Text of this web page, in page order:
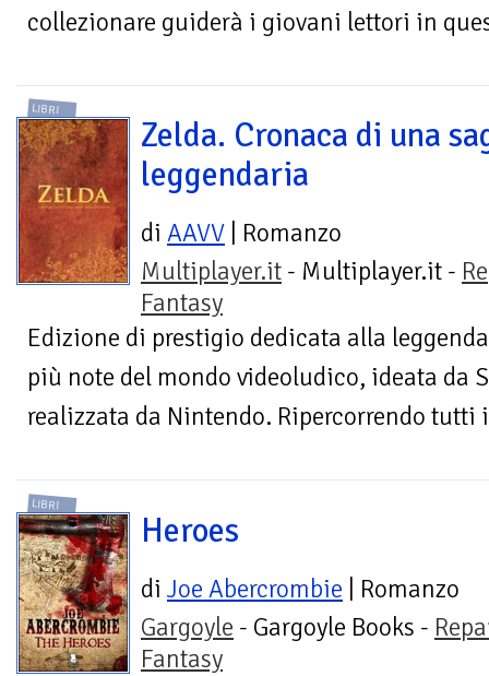
collezionare guiderà i giovani lettori in
LIBRI
Zelda. Cronaca di una
leggendaria
di AAVV | Romanzo
Multiplayer.it - Multiplayer.it -
Fantasy
Edizione di prestigio dedicata alla
più note del mondo videoludico, ideata da
realizzata da Nintendo. Ripercorrendo
LIBRI
Heroes
di Joe Abercrombie | Romanzo
Gargoyle - Gargoyle Books -
Fantasy